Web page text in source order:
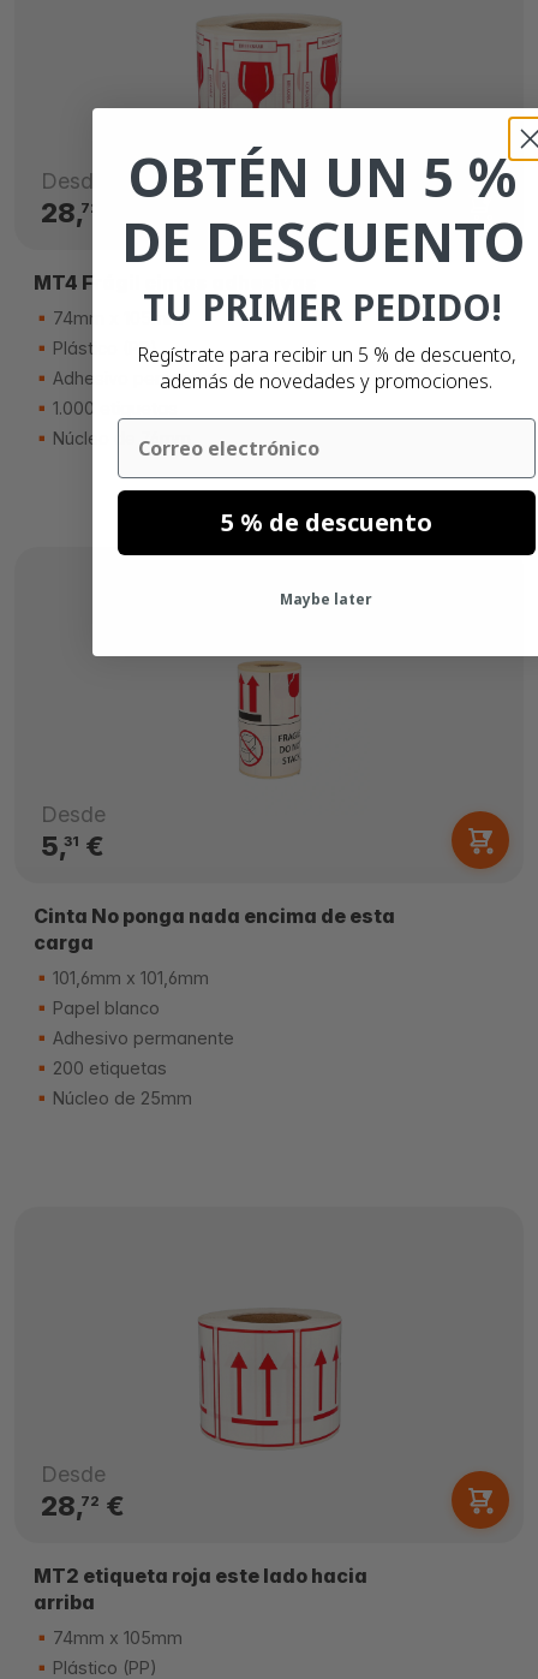
Desde
28,72
MT4 Frágil cintas adhesivas
74mm x 105mm
Plástico (PP)
Adhesivo permanente
1.000 etiquetas
Núcleo de 76mm
Desde
5,31 €
Cinta No ponga nada encima de esta
carga
101,6mm x 101,6mm
Papel blanco
Adhesivo permanente
200 etiquetas
Núcleo de 25mm
Desde
28,72 €
MT2 etiqueta roja este lado hacia
arriba
74mm x 105mm
Plástico (PP)
OBTÉN UN 5 %
DE DESCUENTO
TU PRIMER PEDIDO!
Regístrate para recibir un 5 % de descuento,
además de novedades y promociones.
Email
5 % de descuento
Maybe later